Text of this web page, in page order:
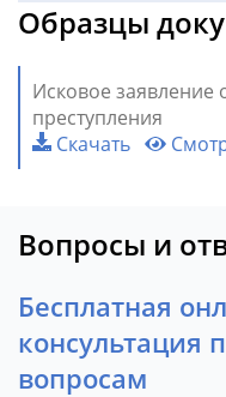
Образцы
Исковое
преступления
Скачать
Вопросы и
Бесплатная
консультация
вопросам